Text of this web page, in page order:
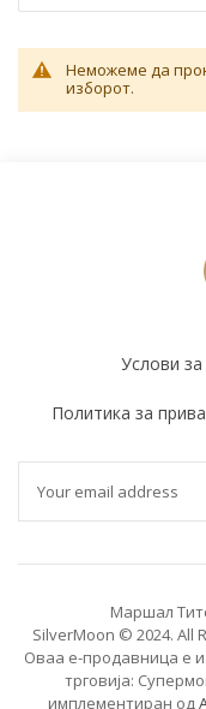
Неможеме да
изборот.
Услови
Политика за
Маршал
SilverMoon © 2024. All
Оваа е-продавница е
трговија:
имплементиран од